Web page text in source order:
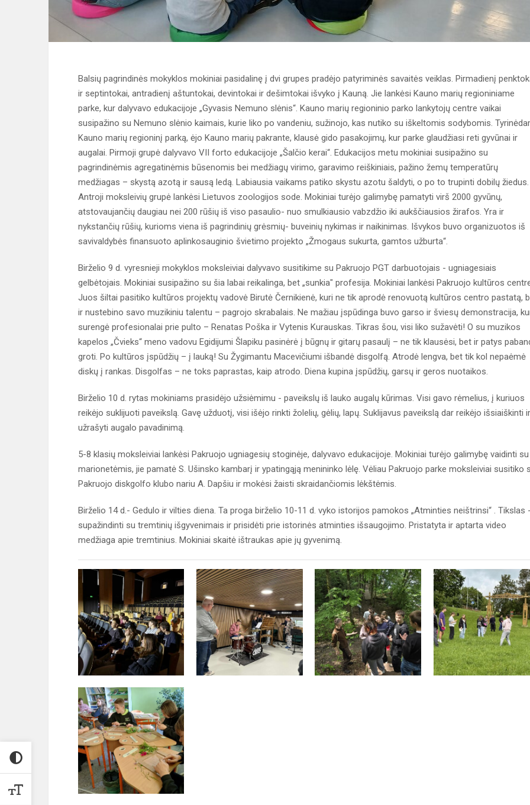
Balsių pagrindinės mokyklos mokiniai pasidalinę į dvi grupes pradėjo patyriminės savaitės veiklas. Pirmadienį
ir septintokai, antradienį aštuntokai, devintokai ir dešimtokai išvyko į Kauną. Jie lankėsi Kauno marių regioniniame
parke, kur dalyvavo edukacijoje „Gyvasis Nemuno slėnis“. Kauno marių regioninio parko lankytojų centre vaikai
susipažino su Nemuno slėnio kaimais, kurie liko po vandeniu, sužinojo, kas nutiko su iškeltomis sodybomis.
Kauno marių regioninį parką, ėjo Kauno marių pakrante, klausė gido pasakojimų, kur parke glaudžiasi reti gyvūnai ir
augalai. Pirmoji grupė dalyvavo VII forto edukacijoje „Šalčio kerai“. Edukacijos metu mokiniai susipažino su
pagrindinėmis agregatinėmis būsenomis bei medžiagų virimo, garavimo reiškiniais, pažino žemų temperatūrų
medžiagas – skystą azotą ir sausą ledą. Labiausia vaikams patiko skystu azotu šaldyti, o po to trupinti dobilų žiedus.
Antroji moksleivių grupė lankėsi Lietuvos zoologijos sode. Mokiniai turėjo galimybę pamatyti virš 2000 gyvūnų,
atstovaujančių daugiau nei 200 rūšių iš viso pasaulio- nuo smulkiausio vabzdžio iki aukščiausios žirafos. Yra ir
nykstančių rūšių, kurioms viena iš pagrindinių grėsmių- buveinių nykimas ir naikinimas. Išvykos buvo organizuotos iš
savivaldybės finansuoto aplinkosauginio švietimo projekto „Žmogaus sukurta, gamtos užburta“.
Birželio 9 d. vyresnieji mokyklos moksleiviai dalyvavo susitikime su Pakruojo PGT darbuotojais - ugniagesiais
gelbėtojais. Mokiniai susipažino su šia labai reikalinga, bet „sunkia" profesija. Mokiniai lankėsi Pakruojo kultūros
Juos šiltai pasitiko kultūros projektų vadovė Birutė Černikienė, kuri ne tik aprodė renovuotą kultūros centro pastatą,
ir nustebino savo muzikiniu talentu – pagrojo skrabalais. Ne mažiau įspūdinga buvo garso ir šviesų demonstracija,
surengė profesionalai prie pulto – Renatas Poška ir Vytenis Kurauskas. Tikras šou, visi liko sužavėti! O su muzikos
kapelos „Čvieks“ meno vadovu Egidijumi Šlapiku pasinėrė į būgnų ir gitarų pasaulį – ne tik klausėsi, bet ir patys
groti. Po kultūros įspūdžių – į lauką! Su Žygimantu Macevičiumi išbandė disgolfą. Atrodė lengva, bet tik kol nepaėmė
diskų į rankas. Disgolfas – ne toks paprastas, kaip atrodo. Diena kupina įspūdžių, garsų ir geros nuotaikos.
Birželio 10 d. rytas mokiniams prasidėjo užsiėmimu - paveikslų iš lauko augalų kūrimas. Visi gavo rėmelius, į kuriuos
reikėjo suklijuoti paveikslą. Gavę užduotį, visi išėjo rinkti žolelių, gėlių, lapų. Suklijavus paveikslą dar reikėjo išsiaiškinti ir
užrašyti augalo pavadinimą.
5-8 klasių moksleiviai lankėsi Pakruojo ugniagesių stoginėje, dalyvavo edukacijoje. Mokiniai turėjo galimybę vaidinti su
marionetėmis, jie pamatė S. Ušinsko kambarį ir ypatingąją menininko lėlę. Vėliau Pakruojo parke moksleiviai susitiko
Pakruojo diskgolfo klubo nariu A. Dapšiu ir mokėsi žaisti skraidančiomis lėkštėmis.
Birželio 14 d.- Gedulo ir vilties diena. Ta proga birželio 10-11 d. vyko istorijos pamokos „Atminties neištrinsi“ . Tikslas -
supažindinti su tremtinių išgyvenimais ir prisidėti prie istorinės atminties išsaugojimo. Pristatyta ir aptarta video
medžiaga apie tremtinius. Mokiniai skaitė ištraukas apie jų gyvenimą.